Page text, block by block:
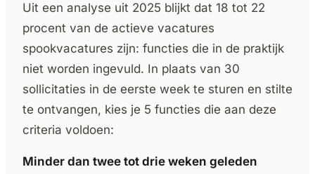
Uit een analyse uit 2025 blijkt dat 18 tot 22
procent van de actieve vacatures
spookvacatures zijn: functies die in de praktijk
niet worden ingevuld. In plaats van 30
sollicitaties in de eerste week te sturen en stilte
te ontvangen, kies je 5 functies die aan deze
criteria voldoen:
Minder dan twee tot drie weken geleden